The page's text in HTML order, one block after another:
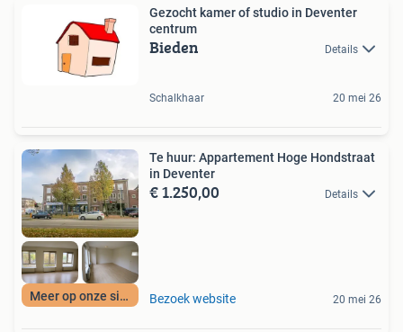
Gezocht kamer of studio in Deventer
centrum
Bieden Details
Schalkhaar 20 mei 26
Meer op onze site
Te huur: Appartement Hoge Hondstraat
in Deventer
€ 1.250,00 Details
Bezoek website 20 mei 26